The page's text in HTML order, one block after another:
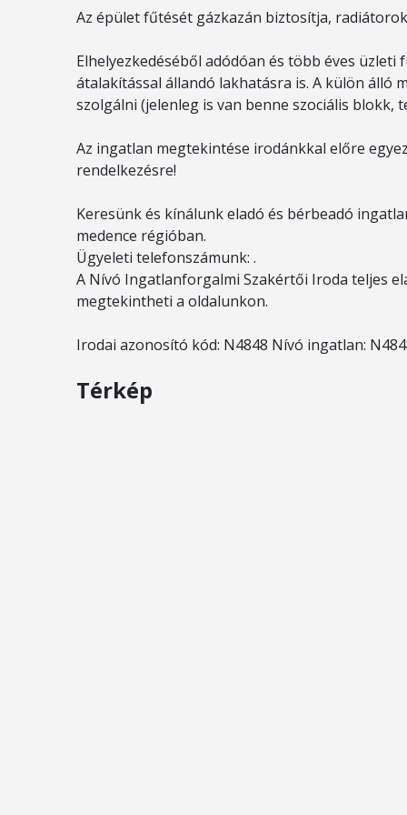
Az épület fűtését gázkazán biztosítja,
Elhelyezkedéséből adódóan és több éves
átalakítással állandó lakhatásra is. A külön álló
szolgálni (jelenleg is van benne szociális blokk,
Az ingatlan megtekintése irodánkkal előre
rendelkezésre!
Keresünk és kínálunk eladó és bérbeadó
medence régióban.
Ügyeleti telefonszámunk: .
A Nívó Ingatlanforgalmi Szakértői Iroda teljes
megtekintheti a oldalunkon.
Irodai azonosító kód: N4848 Nívó ingatlan:
Térkép